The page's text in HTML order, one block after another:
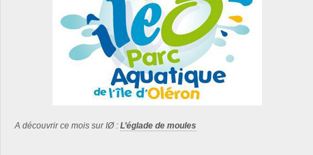
A découvrir ce mois sur IØ : L’églade de moules